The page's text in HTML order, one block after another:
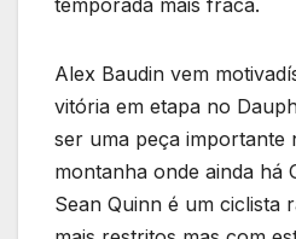
Alex Baudin vem
vitória em etapa no
ser uma peça importante
montanha onde ainda há
Sean Quinn é um ciclista